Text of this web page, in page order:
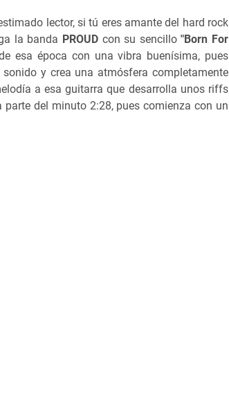
lector, si tú eres amante del hard rock
la banda PROUD con su sencillo"Born For
esa época con una vibra buenísima, pues
y crea una atmósfera completamente
a esa guitarra que desarrolla unos riffs
del minuto 2:28, pues comienza con un